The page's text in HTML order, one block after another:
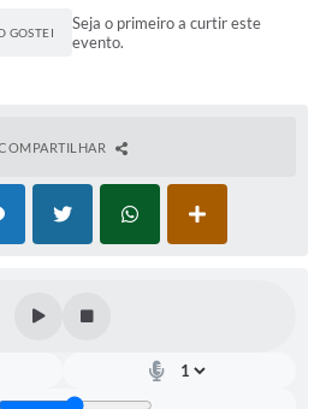
GOSTEI
Seja o primeiro a curtir este
evento.